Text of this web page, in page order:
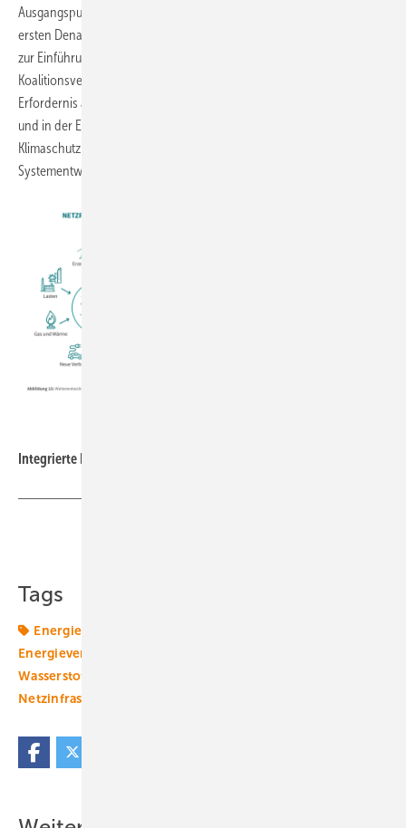
Ausgangspunkt für die Dena-Netzstudie III waren die Erkenntnisse der
ersten Dena Leitstudie „Integrierte Energiewende“ und die Festlegung
zur Einführung einer integrierten Energienetzplanung im
Koalitionsvertrag der letzten Bundesregierung. Bestätigt wurde die
Erfordernis auch im Koalitionsvertrag der neuen Bundesregierung
und in der Eröffnungsbilanz des Bundesministers für Wirtschaft und
Klimaschutz Robert Habeck, in der die Ausarbeitung einer
Systementwicklungsstrategie in Aussicht gestellt wird.
Integrierte Netzplanung für die Zukunft
Tags
Energiemarkt
Energieversorger
Wasserstoff
Netzinfrastruktur